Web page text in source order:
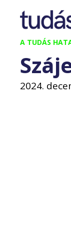
Kilépés
tartalomba
A TUDÁS
2024.